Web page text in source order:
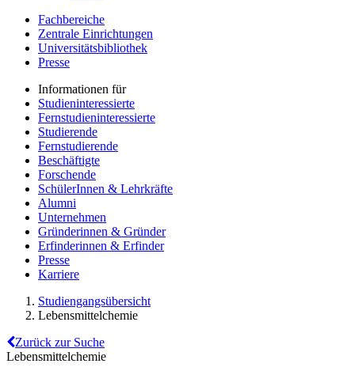
Fachbereiche
Zentrale Einrichtungen
Universitätsbibliothek
Presse
Informationen für
Studieninteressierte
Fernstudieninteressierte
Studierende
Fernstudierende
Beschäftigte
Forschende
SchülerInnen & Lehrkräfte
Alumni
Unternehmen
Gründerinnen & Gründer
Erfinderinnen & Erfinder
Presse
Karriere
Studiengangsübersicht
Lebensmittelchemie
Zurück zur Suche
Lebensmittelchemie